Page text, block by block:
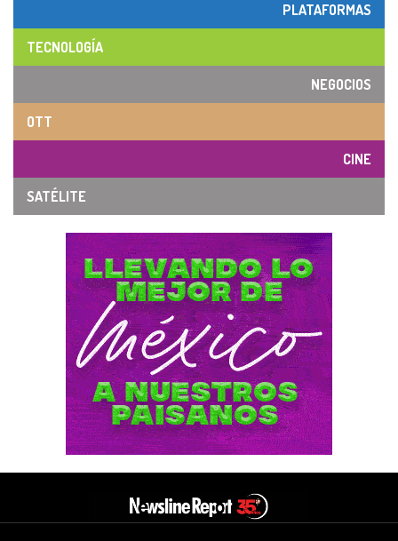
PLATAFORMAS
TECNOLOGÍA
NEGOCIOS
OTT
CINE
SATÉLITE